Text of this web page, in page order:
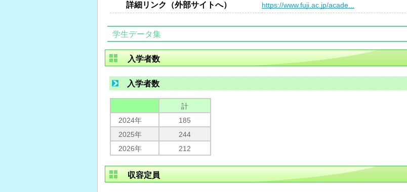
詳細リンク（外部サイトへ） https://www.fuji.ac.jp/acade...
学生データ集
入学者数
入学者数
計
2024年
185
2025年
244
2026年
212
収容定員